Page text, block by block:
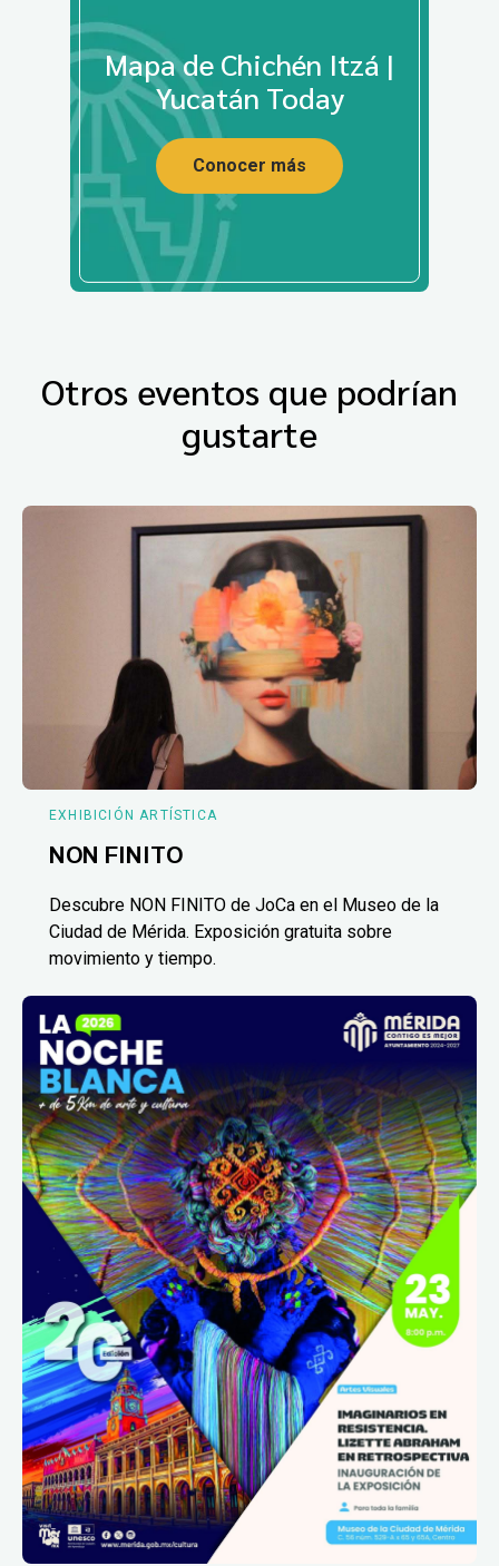
Mapa de Chichén Itzá |
Yucatán Today
Conocer más
Otros eventos que podrían
gustarte
EXHIBICIÓN ARTÍSTICA
NON FINITO
Descubre NON FINITO de JoCa en el Museo de la
Ciudad de Mérida. Exposición gratuita sobre
movimiento y tiempo.